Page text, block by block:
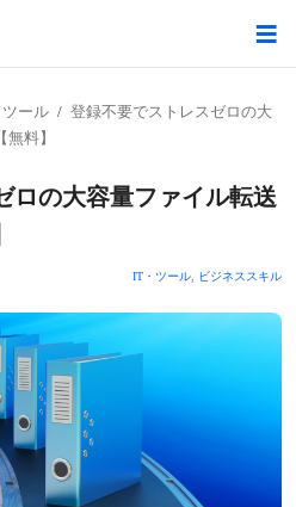
ール
登録不要でストレスゼロの大
料】
ロの大容量ファイル転送
IT・ツール ビジネススキル